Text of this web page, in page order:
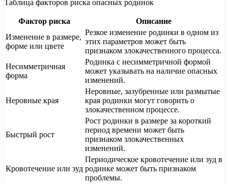
Таблица факторов риска опасных родинок
Фактор риска
Описание
Изменение в размере,
форме или цвете
Резкое изменение родинки в одном из
этих параметров может быть
признаком злокачественного процесса.
Несимметричная
форма
Родинка с несимметричной формой
может указывать на наличие опасных
изменений.
Неровные края
Неровные, зазубренные или размытые
края родинки могут говорить о
злокачественном процессе.
Быстрый рост
Рост родинки в размере за короткий
период времени может быть
признаком злокачественных
изменений.
Кровотечение или зуд
Периодическое кровотечение или зуд в
родинке может быть признаком
проблемы.